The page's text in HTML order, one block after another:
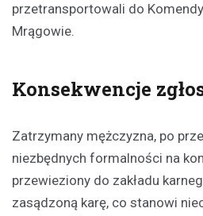
przetransportowali do
Mrągowie.
Konsekwencje
Zatrzymany mężczyzna, po
niezbędnych formalności na
przewieziony do zakładu
zasądzoną karę, co stanowi